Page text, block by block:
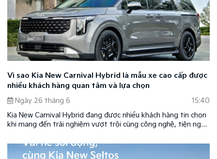
Vì sao Kia New Carnival Hybrid là mẫu xe cao cấp được
nhiều khách hàng quan tâm và lựa chọn
Ngày 26 tháng 6
15:40
Kia New Carnival Hybrid đang được nhiều khách hàng tin chọn
khi mang đến trải nghiệm vượt trội cùng công nghệ, tiện nghi